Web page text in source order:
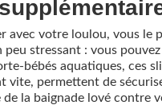
avec votre loulou, vous le
peu stressant : vous
bébés aquatiques, ces
vite, permettent de
de la baignade lové contre